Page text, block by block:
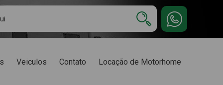
Veiculos Contato Locação de Motorhome